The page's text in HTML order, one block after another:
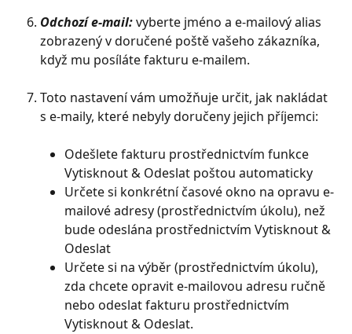
Odchozí e-mail: vyberte jméno a e-mailový alias
zobrazený v doručené poště vašeho zákazníka,
když mu posíláte fakturu e-mailem.
Toto nastavení vám umožňuje určit, jak nakládat
s e-maily, které nebyly doručeny jejich příjemci:
Odešlete fakturu prostřednictvím funkce
Vytisknout & Odeslat poštou automaticky
Určete si konkrétní časové okno na opravu e-
mailové adresy (prostřednictvím úkolu), než
bude odeslána prostřednictvím Vytisknout &
Odeslat
Určete si na výběr (prostřednictvím úkolu),
zda chcete opravit e-mailovou adresu ručně
nebo odeslat fakturu prostřednictvím
Vytisknout & Odeslat.